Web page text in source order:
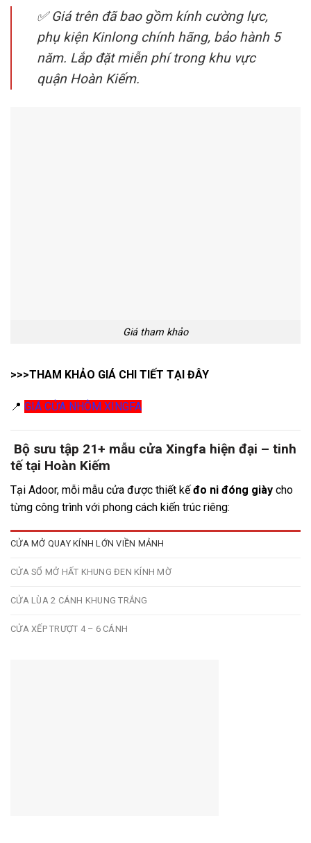
✅ Giá trên đã bao gồm kính cường lực,
phụ kiện Kinlong chính hãng, bảo hành 5
năm. Lắp đặt miễn phí trong khu vực
quận Hoàn Kiếm.
Giá tham khảo
>>>THAM KHẢO GIÁ CHI TIẾT TẠI ĐÂY
📍 GIÁ CỬA NHÔM XINGFA
Bộ sưu tập 21+ mẫu cửa Xingfa hiện đại – tinh
tế tại Hoàn Kiếm
Tại Adoor, mỗi mẫu cửa được thiết kếđo ni đóng giày cho
từng công trình với phong cách kiến trúc riêng:
CỬA MỞ QUAY KÍNH LỚN VIỀN MẢNH
CỬA SỔ MỞ HẤT KHUNG ĐEN KÍNH MỜ
CỬA LÙA 2 CÁNH KHUNG TRẮNG
CỬA XẾP TRƯỢT 4 – 6 CÁNH